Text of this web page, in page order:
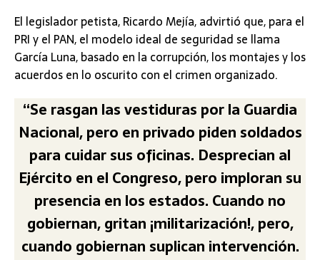
El legislador petista, Ricardo Mejía, advirtió que, para el
PRI y el PAN, el modelo ideal de seguridad se llama
García Luna, basado en la corrupción, los montajes y los
acuerdos en lo oscurito con el crimen organizado.
“Se rasgan las vestiduras por la Guardia
Nacional, pero en privado piden soldados
para cuidar sus oficinas. Desprecian al
Ejército en el Congreso, pero imploran su
presencia en los estados. Cuando no
gobiernan, gritan ¡militarización!, pero,
cuando gobiernan suplican intervención.